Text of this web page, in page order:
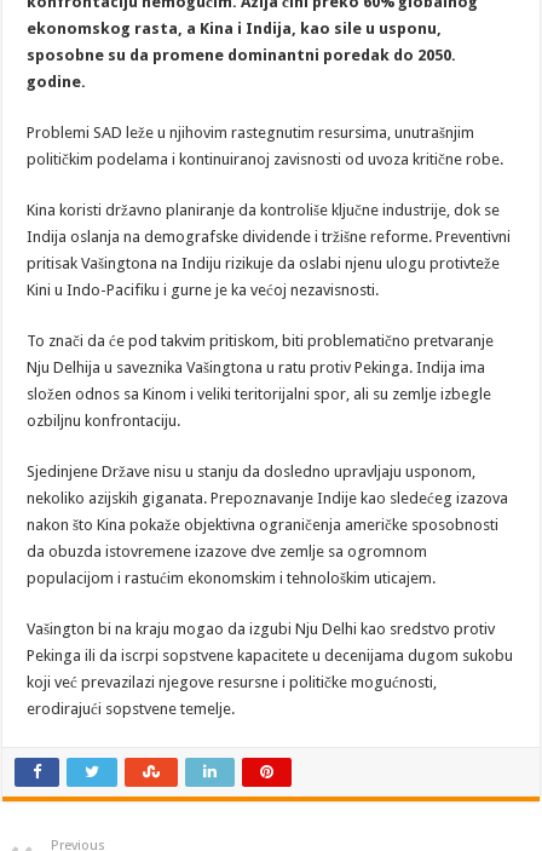
ekonomskog rasta, a Kina i Indija, kao sile u usponu,
sposobne su da promene dominantni poredak do 2050.
godine.
Problemi SAD leže u njihovim rastegnutim resursima, unutrašnjim
političkim podelama i kontinuiranoj zavisnosti od uvoza kritične robe.
Kina koristi državno planiranje da kontroliše ključne industrije, dok se
Indija oslanja na demografske dividende i tržišne reforme. Preventivni
pritisak Vašingtona na Indiju rizikuje da oslabi njenu ulogu protivteže
Kini u Indo-Pacifiku i gurne je ka većoj nezavisnosti.
To znači da će pod takvim pritiskom, biti problematično pretvaranje
Nju Delhija u saveznika Vašingtona u ratu protiv Pekinga. Indija ima
složen odnos sa Kinom i veliki teritorijalni spor, ali su zemlje izbegle
ozbiljnu konfrontaciju.
Sjedinjene Države nisu u stanju da dosledno upravljaju usponom,
nekoliko azijskih giganata. Prepoznavanje Indije kao sledećeg izazova
nakon što Kina pokaže objektivna ograničenja američke sposobnosti
da obuzda istovremene izazove dve zemlje sa ogromnom
populacijom i rastućim ekonomskim i tehnološkim uticajem.
Vašington bi na kraju mogao da izgubi Nju Delhi kao sredstvo protiv
Pekinga ili da iscrpi sopstvene kapacitete u decenijama dugom sukobu
koji već prevazilazi njegove resursne i političke mogućnosti,
erodirajući sopstvene temelje.
Previous